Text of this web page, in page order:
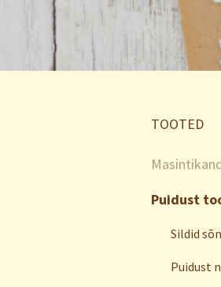
TOOTED
Puidust
Sildid
Puidust